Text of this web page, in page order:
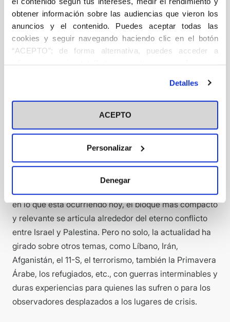
obtener información sobre las audiencias que vieron los
anuncios y el contenido. Puedes aceptar todas las
cookies y seguir navegando haciendo clic en el botón
“ACEPTO”; de forma alternativa, puedes acceder a
en el botón "Personalizar". Para más información puedes
visitar nuestra Política de Cookies
Detalles
ACEPTO
Personalizar
Denegar
formatos y potentes editoriales dominantes, como las
de EE. UU., Francia, Bélgica, etc., y con universos
creativos tan relevantes, como los de Marvel, DC,
Astérix o Tintín, ciertamente es una tarea compleja
que presenta miradas de conjunto que muestren una
visión real de la actualidad, precisamente, desde la
Oriente Próximo, ha planteado cómo sería conocer,
indagar y comprender la historia reciente de dicha
área geopolítica a través de la mirada de aquellos que
han elaborado y publicado un cómic. El resultado,
siempre incompleto, ha sido la identificación y el
estudio de 264 títulos. Lógicamente, y centrándonos
en lo que está ocurriendo hoy, el bloque más compacto
y relevante se articula alrededor del eterno conflicto
entre Israel y Palestina. Pero no solo, la actualidad ha
girado sobre otros temas, como Líbano, Irán,
Afganistán, el 11-S, el terrorismo, también la Primavera
Árabe, los refugiados, etc., con guerras interminables y
duras experiencias para quienes las sufren o para los
observadores desplazados a los lugares de crisis.